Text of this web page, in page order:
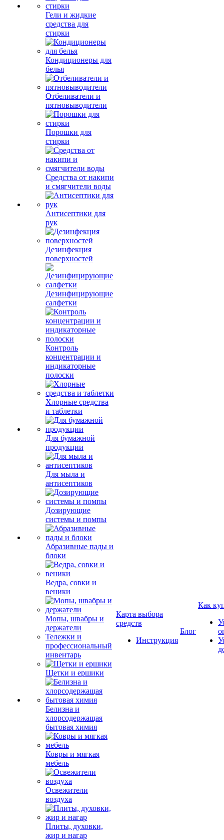
Гели и жидкие
средства для
стирки
Кондиционеры для
белья
Отбеливатели и
пятновыводители
Порошки для
стирки
Средства от накипи
и смягчители воды
Антисептики для
рук
Дезинфекция
поверхностей
Дезинфицирующие
салфетки
Контроль
концентрации и
индикаторные
полоски
Хлорные средства
и таблетки
Для бумажной
продукции
Для мыла и
антисептиков
Дозирующие
системы и помпы
Абразивные пады и
блоки
Ведра, совки и
веники
Мопы, швабры и
держатели
Тележки и
профессиональный
инвентарь
Щетки и ершики
Белизна и
хлорсодержащая
бытовая химия
Ковры и мягкая
мебель
Освежители
воздуха
Плиты, духовки,
жир и нагар
Карта выбора
средств
Инструкция
Блог
Как